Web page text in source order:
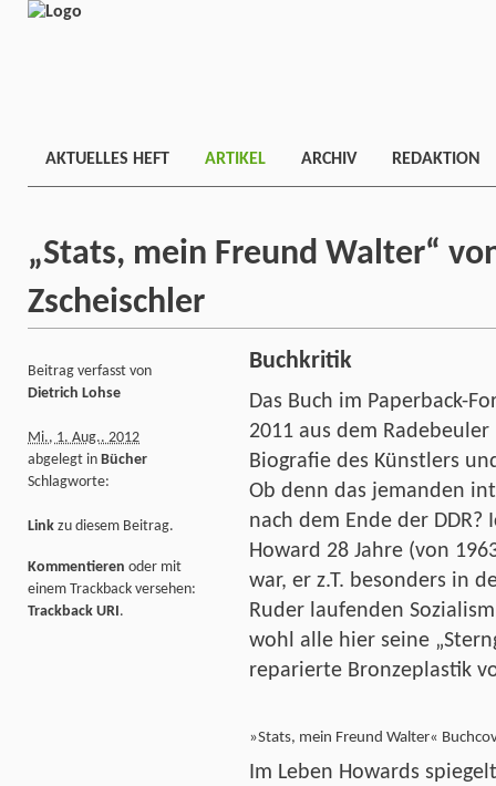
AKTUELLES HEFT ARTIKEL ARCHIV REDAKTION
„Stats, mein Freund Walter“
Zscheischler
Buchkritik
Das Buch im Paperback-
2011 aus dem
Biografie des Künstlers
Ob denn das jemanden
nach dem Ende der DDR?
Howard 28 Jahre (von
war, er z.T. besonders in
Ruder laufenden
wohl alle hier seine
reparierte Bronzeplastik
»Stats, mein Freund Walter«
Im Leben Howards
Beitrag verfasst von
Dietrich Lohse
Mi., 1. Aug.. 2012
abgelegt in Bücher
Schlagworte:
Link zu diesem Beitrag.
Kommentieren oder mit
einem Trackback versehen:
Trackback URI.